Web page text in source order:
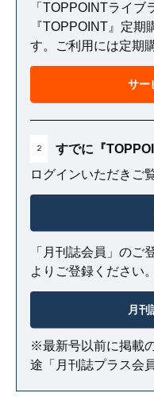
「TOPPOINTライ
『TOPPOINT』定
す。ご利用には定期
サー
2
すでに『
ログインいただきご
「月刊誌会員」のご
よりご登録ください。
月
※最新号以前に掲載
途「月刊誌プラス会